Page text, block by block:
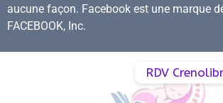
aucune façon. Facebook est une marque
FACEBOOK, Inc.
RDV